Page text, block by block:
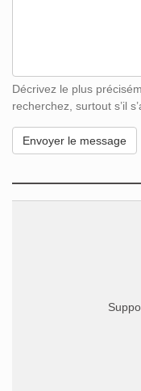
Décrivez le plus
recherchez, surtout s’il